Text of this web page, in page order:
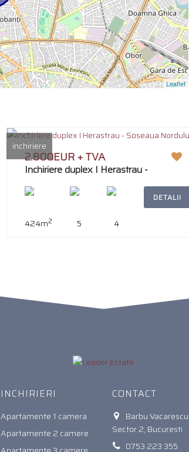
Leaflet
inchiriere
2.800EUR + TVA
Inchiriere duplex I Herastrau -
Soseaua Nordului
424m2 5 4
DETALII
INCHIRIERI
Apartamente 1 camera
Apartamente 2 camere
CONTACT
Barbu
Sector 2, Bucuresti
0753 223 355